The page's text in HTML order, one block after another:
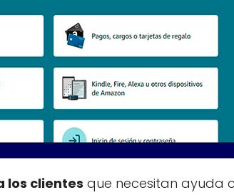
los clientes que necesitan ayuda